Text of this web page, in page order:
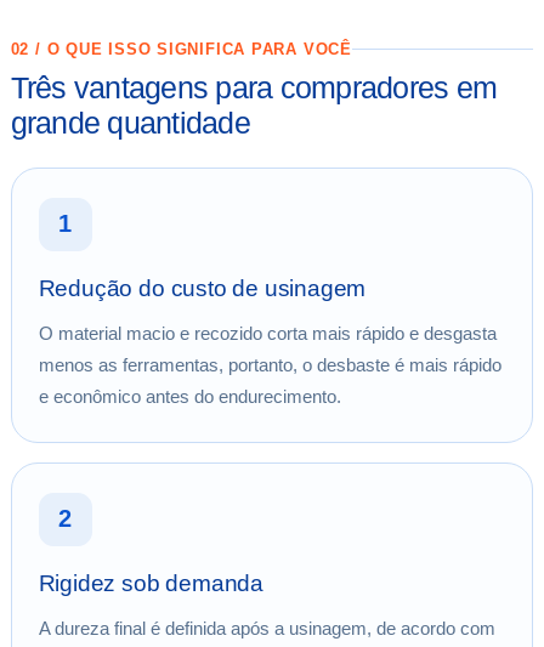
02 / O QUE ISSO SIGNIFICA PARA VOCÊ
Três vantagens para compradores em
grande quantidade
1
Redução do custo de usinagem
O material macio e recozido corta mais rápido e desgasta
menos as ferramentas, portanto, o desbaste é mais rápido
e econômico antes do endurecimento.
2
Rigidez sob demanda
A dureza final é definida após a usinagem, de acordo com